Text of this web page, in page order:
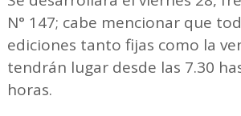
N° 147; cabe mencionar que
ediciones tanto fijas como la
tendrán lugar desde las 7.30
horas.